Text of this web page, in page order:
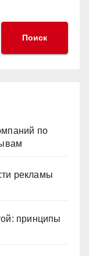
Поиск
по
рекламы
принципы